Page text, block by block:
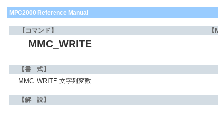
MPC2000 Reference Manual
【コマンド】
MMC_WRITE
【書 式】
MMC_WRITE 文字列変数
【解 説】